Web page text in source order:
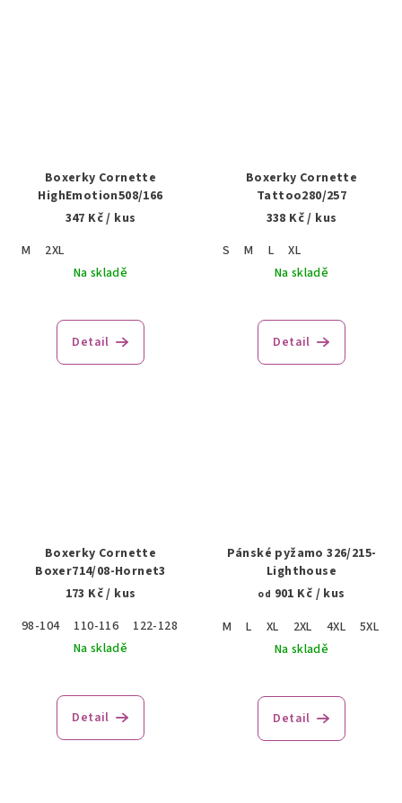
Boxerky Cornette
HighEmotion508/166
347 Kč/ kus
M
2XL
Na skladě
Detail
Boxerky Cornette
Tattoo280/257
338 Kč/ kus
S
M L
XL
Na skladě
Detail
Boxerky Cornette
Boxer714/08-Hornet3
173 Kč/ kus
98-104
110-116
122-128
Na skladě
Detail
Pánské pyžamo 326/215-
Lighthouse
od 901 Kč / kus
M
L XL 2XL 4XL
5XL
Na skladě
Detail